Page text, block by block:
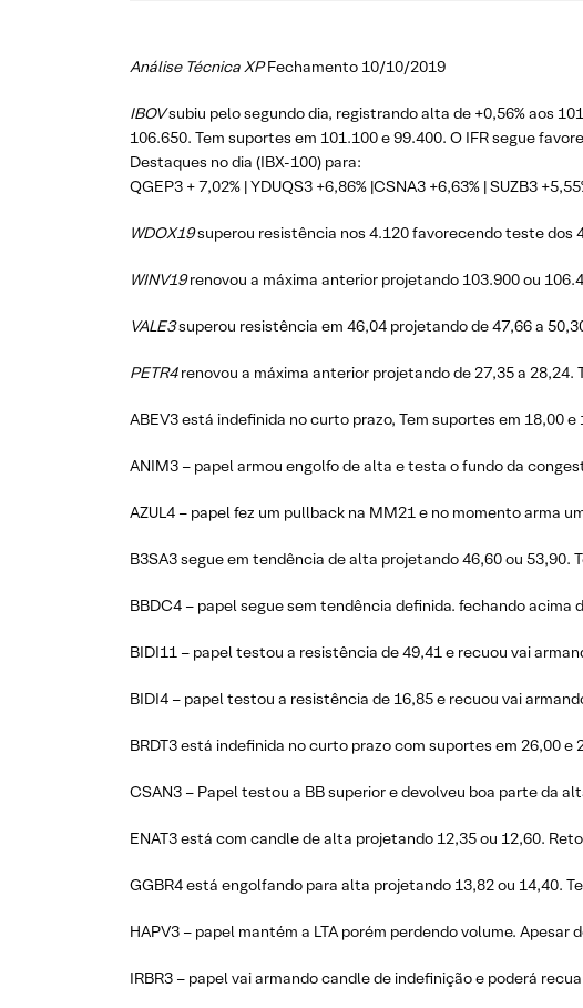
Análise Técnica XPFechamento 10/10/2019
IBOVsubiu pelo segundo dia, registrando alta de +0,56% aos
106.650. Tem suportes em 101.100 e 99.400. O IFR segue
Destaques no dia (IBX-100) para:
QGEP3 + 7,02% | YDUQS3 +6,86% |CSNA3 +6,63% | SUZB3
WDOX19superou resistência nos 4.120 favorecendo teste dos
WINV19renovou a máxima anterior projetando 103.900 ou
VALE3superou resistência em 46,04 projetando de 47,66 a
PETR4renovou a máxima anterior projetando de 27,35 a 28,24.
ABEV3 está indefinida no curto prazo, Tem suportes em 18,00
ANIM3 – papel armou engolfo de alta e testa o fundo da
AZUL4 – papel fez um pullback na MM21 e no momento arma
B3SA3 segue em tendência de alta projetando 46,60 ou 53,90.
BBDC4 – papel segue sem tendência definida. fechando
BIDI11 – papel testou a resistência de 49,41 e recuou vai
BIDI4 – papel testou a resistência de 16,85 e recuou vai
BRDT3 está indefinida no curto prazo com suportes em 26,00
CSAN3 – Papel testou a BB superior e devolveu boa parte da
ENAT3 está com candle de alta projetando 12,35 ou 12,60.
GGBR4 está engolfando para alta projetando 13,82 ou 14,40.
HAPV3 – papel mantém a LTA porém perdendo volume.
IRBR3 – papel vai armando candle de indefinição e poderá